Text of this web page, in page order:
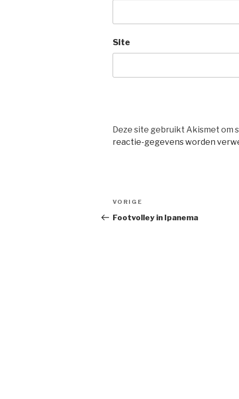
Site
Deze site gebruikt Akismet om
reactie-gegevens worden
Bericht
navigatie
Vorig
bericht
VORIGE
Footvolley in Ipanema